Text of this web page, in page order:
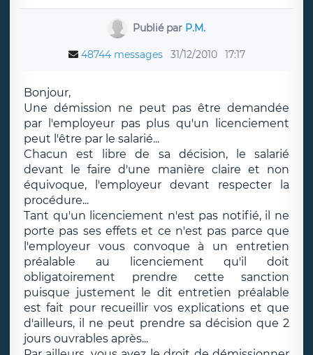
Publié par P.M.
48744 messages 31/12/2010 17:17
Bonjour,
Une démission ne peut pas être demandée
par l'employeur pas plus qu'un licenciement
peut l'être par le salarié...
Chacun est libre de sa décision, le salarié
devant le faire d'une manière claire et non
équivoque, l'employeur devant respecter la
procédure...
Tant qu'un licenciement n'est pas notifié, il ne
porte pas ses effets et ce n'est pas parce que
l'employeur vous convoque à un entretien
préalable au licenciement qu'il doit
obligatoirement prendre cette sanction
puisque justement le dit entretien préalable
est fait pour recueillir vos explications et que
d'ailleurs, il ne peut prendre sa décision que 2
jours ouvrables après...